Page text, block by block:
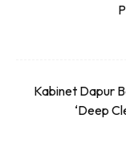
Kabinet Dapur
‘Deep